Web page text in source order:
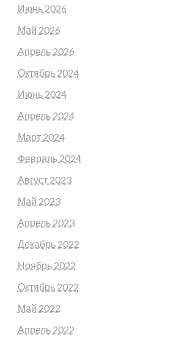
Июнь 2026
Май 2026
Апрель 2026
Октябрь 2024
Июнь 2024
Апрель 2024
Март 2024
Февраль 2024
Август 2023
Май 2023
Апрель 2023
Декабрь 2022
Ноябрь 2022
Октябрь 2022
Май 2022
Апрель 2022